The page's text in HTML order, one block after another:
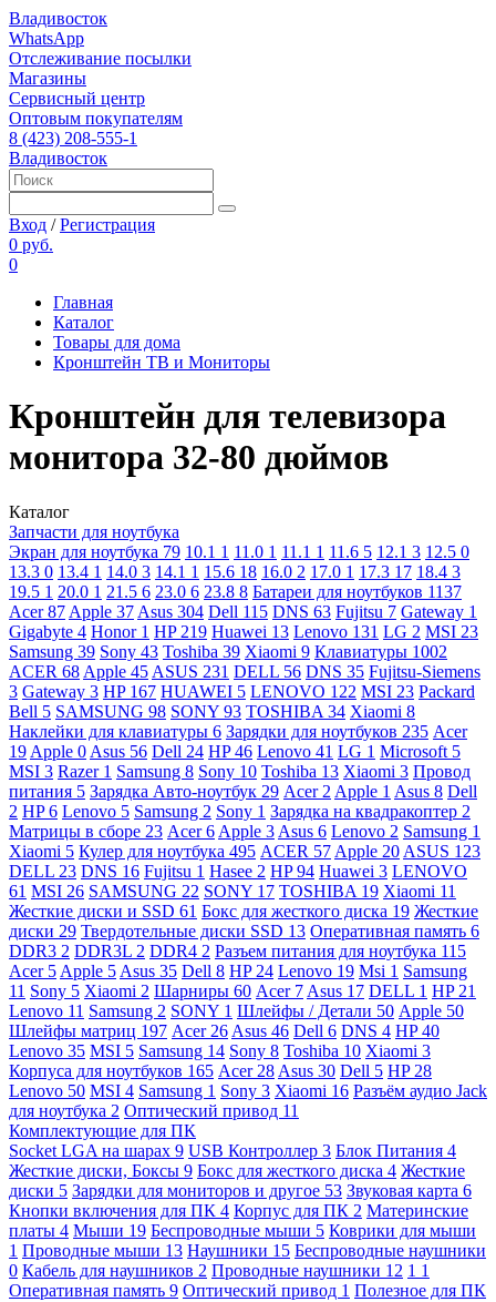
Владивосток
WhatsApp
Отслеживание посылки
Магазины
Сервисный центр
Оптовым покупателям
8 (423) 208-555-1
Владивосток
Вход /Регистрация
0 руб.
0
Главная
Каталог
Товары для дома
Кронштейн ТВ и Мониторы
Кронштейн для телевизора
монитора 32-80 дюймов
Каталог
Запчасти для ноутбука
Экран для ноутбука 79 10.1 1 11.0 1 11.1 1 11.6 5 12.1 3 12.5 0
13.3 0 13.4 1 14.0 3 14.1 1 15.6 18 16.0 2 17.0 1 17.3 17 18.4 3
19.5 1 20.0 1 21.5 6 23.0 6 23.8 8 Батареи для ноутбуков 1137
Acer87 Apple 37 Asus 304 Dell 115 DNS 63 Fujitsu 7 Gateway 1
Gigabyte 4 Honor 1 HP 219 Huawei 13 Lenovo 131 LG 2 MSI 23
Samsung 39 Sony 43 Toshiba 39 Xiaomi 9 Клавиатуры 1002
ACER 68 Apple 45 ASUS 231 DELL 56 DNS 35 Fujitsu-Siemens
3 Gateway 3 HP 167 HUAWEI 5 LENOVO 122 MSI 23 Packard
Bell 5 SAMSUNG 98 SONY 93 TOSHIBA 34 Xiaomi 8
Наклейки для клавиатуры 6 Зарядки для ноутбуков 235 Acer
19 Apple 0 Asus 56 Dell 24 HP46 Lenovo 41 LG 1 Microsoft 5
MSI 3 Razer 1 Samsung 8 Sony 10 Toshiba 13 Xiaomi 3 Провод
питания 5 Зарядка Авто-ноутбук 29 Acer 2 Apple 1 Asus 8 Dell
2 HP6 Lenovo 5 Samsung 2 Sony 1 Зарядка на квадракоптер 2
Матрицы в сборе 23 Acer6 Apple 3 Asus 6 Lenovo 2 Samsung 1
Xiaomi 5 Кулер для ноутбука 495 ACER 57 Apple 20 ASUS 123
DELL 23 DNS 16 Fujitsu 1 Hasee 2 HP94 Huawei 3 LENOVO
61 MSI 26 SAMSUNG 22 SONY 17 TOSHIBA 19 Xiaomi 11
Жесткие диски и SSD 61 Бокс для жесткого диска 19 Жесткие
диски 29 Твердотельные диски SSD 13 Оперативная память 6
DDR3 2 DDR3L 2 DDR4 2 Разъем питания для ноутбука 115
Acer 5 Apple 5 Asus 35 Dell 8 HP 24 Lenovo 19 Msi 1 Samsung
11 Sony 5 Xiaomi 2 Шарниры 60 Acer 7 Asus 17 DELL 1 HP 21
Lenovo 11 Samsung 2 SONY 1 Шлейфы / Детали 50 Apple 50
Шлейфы матриц 197 Acer 26 Asus 46 Dell 6 DNS 4 HP40
Lenovo 35 MSI 5 Samsung 14 Sony 8 Toshiba 10 Xiaomi 3
Корпуса для ноутбуков 165 Acer 28 Asus 30 Dell 5 HP 28
Lenovo 50 MSI 4 Samsung 1 Sony 3 Xiaomi 16 Разъём аудио Jack
для ноутбука 2 Оптический привод 11
Комплектующие для ПК
Socket LGA на шарах 9 USB Контроллер 3 Блок Питания 4
Жесткие диски, Боксы 9 Бокс для жесткого диска 4 Жесткие
диски 5 Зарядки для мониторов и другое 53 Звуковая карта 6
Кнопки включения для ПК 4 Корпус для ПК 2 Материнские
платы 4 Мыши 19 Беспроводные мыши 5 Коврики для мыши
1 Проводные мыши 13 Наушники 15 Беспроводные наушники
0 Кабель для наушников 2 Проводные наушники 12 1 1
Оперативная память 9 Оптический привод 1 Полезное для ПК